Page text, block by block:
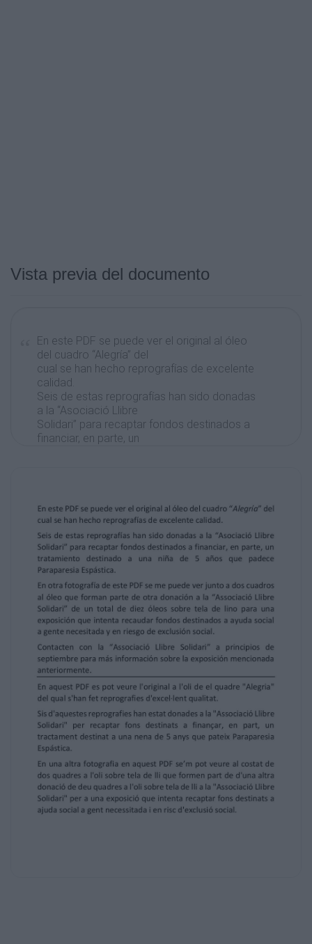
Vista previa del documento
En este PDF se puede ver el original al óleo
del cuadro “Alegría” del
cual se han hecho reprografías de excelente
calidad.
Seis de estas reprografías han sido donadas
a la “Asociació Llibre
Solidari” para recaptar fondos destinados a
financiar, en parte, un
ver junto a dos cuadros
al óleo que forman parte de otra donación a
la “Associació Llibre
Solidari” de un total de diez óleos sobre tela
de lino para una
exposición que intenta recaudar fondos
destinados a ayuda social
a gente necesitada y en riesgo de exclusión
social.
Contacten con la “Associació Llibre Solidari” a
principios de
septiembre para más información sobre la
exposición mencionada
anteriormente.
En aquest PDF es pot veure l'original a l'oli de
el quadre "Alegria"
del qual s'han fet reprografies d'excel·lent
qualitat.
Sis d'aquestes reprografies han estat
donades a la "Associació Llibre
Solidari" per recaptar fons destinats a
finançar, en part, un
tractament destinat a una nena de 5 anys que